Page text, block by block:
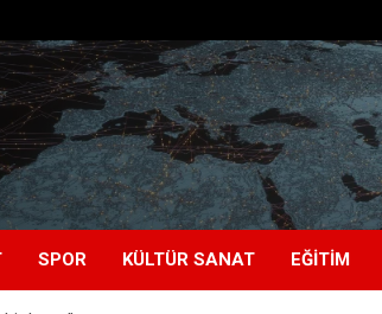
SPOR KÜLTÜR SANAT EĞITIM